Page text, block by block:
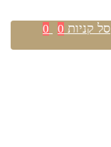
סל קניות 0
0